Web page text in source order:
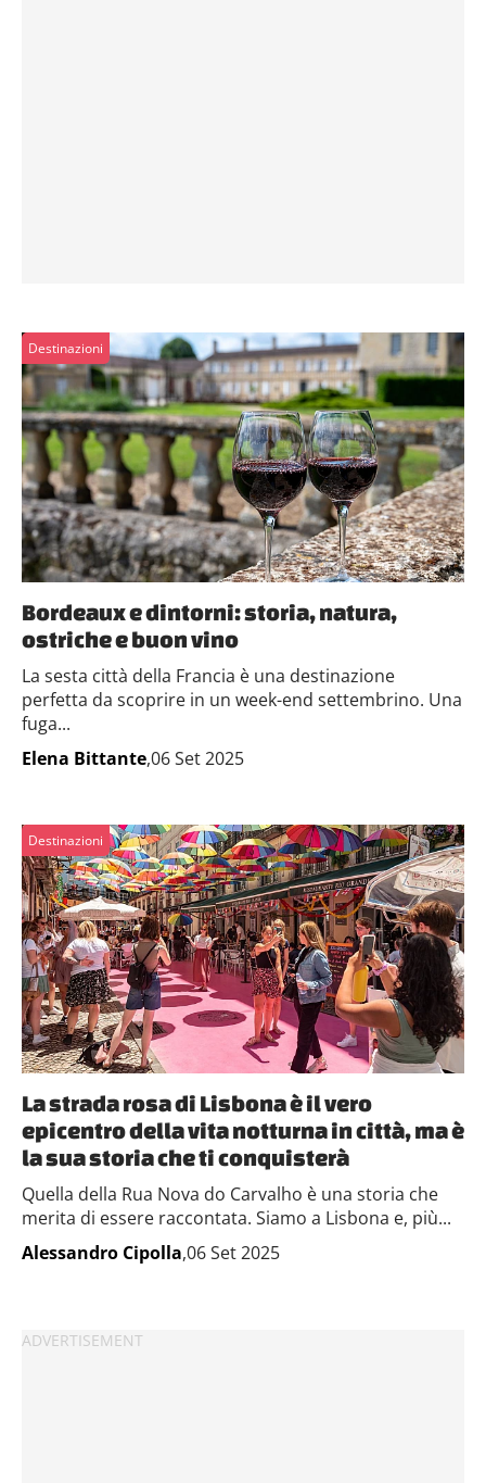
Destinazioni
Bordeaux e dintorni: storia, natura,
ostriche e buon vino
La sesta città della Francia è una destinazione
perfetta da scoprire in un week-end settembrino. Una
fuga...
Elena Bittante,06 Set 2025
Destinazioni
La strada rosa di Lisbona è il vero
epicentro della vita notturna in città, ma è
la sua storia che ti conquisterà
Quella della Rua Nova do Carvalho è una storia che
merita di essere raccontata. Siamo a Lisbona e, più...
Alessandro Cipolla,06 Set 2025